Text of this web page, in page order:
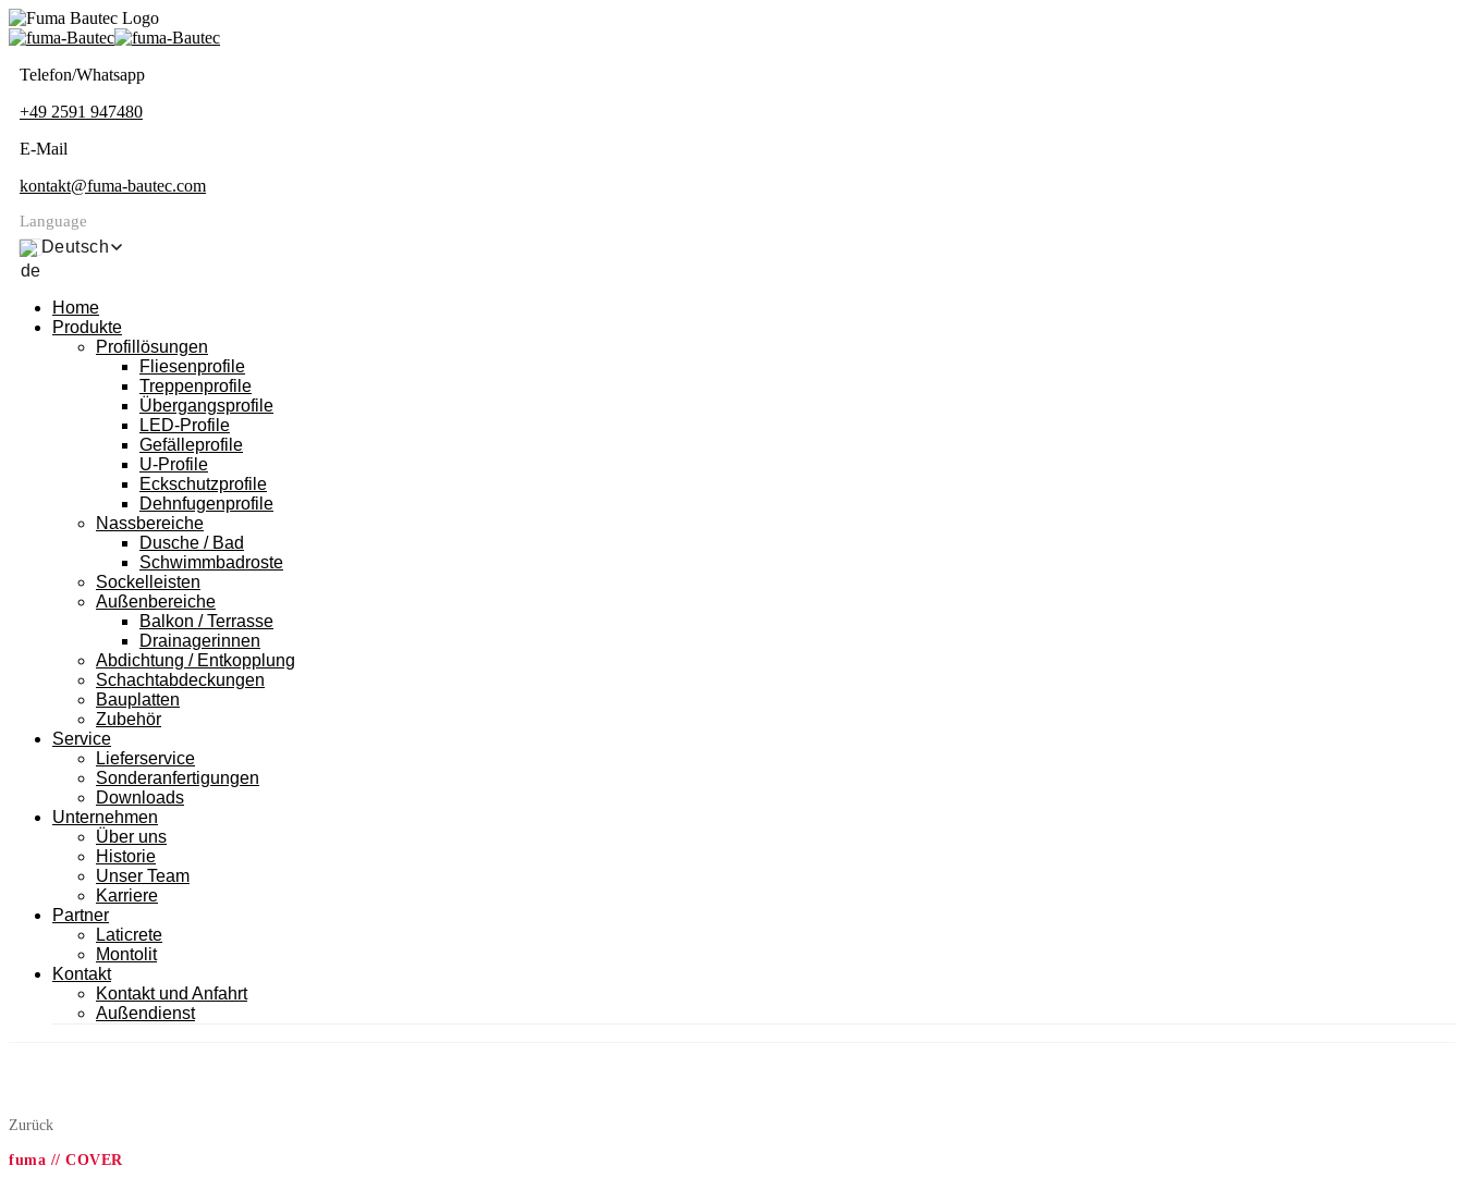
Telefon/Whatsapp
+49 2591 947480
E-Mail
kontakt@fuma-bautec.com
Language
Deutsch
Home
Produkte
Profillösungen
Fliesenprofile
Treppenprofile
Übergangsprofile
LED-Profile
Gefälleprofile
U-Profile
Eckschutzprofile
Dehnfugenprofile
Nassbereiche
Dusche / Bad
Schwimmbadroste
Sockelleisten
Außenbereiche
Balkon / Terrasse
Drainagerinnen
Abdichtung / Entkopplung
Schachtabdeckungen
Bauplatten
Zubehör
Service
Lieferservice
Sonderanfertigungen
Downloads
Unternehmen
Über uns
Historie
Unser Team
Karriere
Partner
Laticrete
Montolit
Kontakt
Kontakt und Anfahrt
Außendienst
Zurück
fuma // COVER